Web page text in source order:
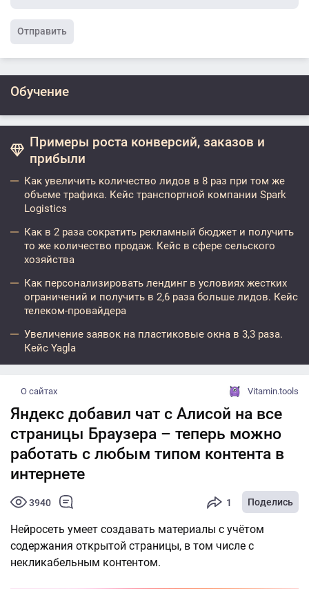
Отправить
Обучение
Примеры роста конверсий, заказов и
прибыли
Как увеличить количество лидов в 8 раз при том же
объеме трафика. Кейс транспортной компании Spark
Logistics
Как в 2 раза сократить рекламный бюджет и получить
то же количество продаж. Кейс в сфере сельского
хозяйства
Как персонализировать лендинг в условиях жестких
ограничений и получить в 2,6 раза больше лидов. Кейс
телеком-провайдера
Увеличение заявок на пластиковые окна в 3,3 раза.
Кейс Yagla
О сайтах Vitamin.tools
Яндекс добавил чат с Алисой на все
страницы Браузера – теперь можно
работать с любым типом контента в
интернете
3940 1 Поделись
Нейросеть умеет создавать материалы с учётом
содержания открытой страницы, в том числе с
некликабельным контентом.